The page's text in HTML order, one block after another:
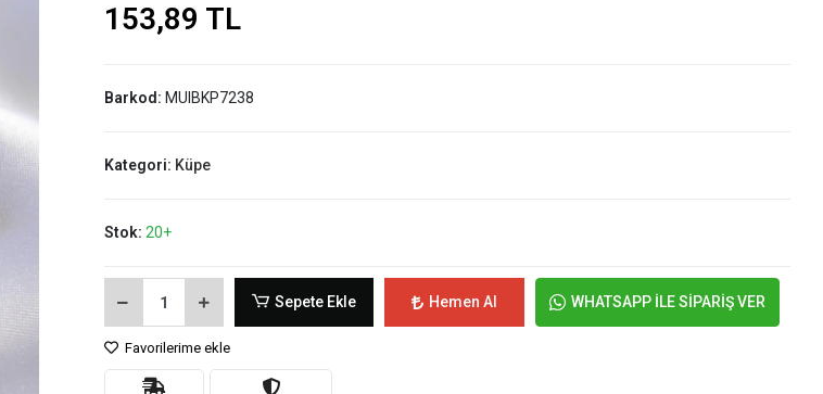
153,89 TL
Barkod: MUIBKP7238
Kategori: Küpe
Stok: 20+
Sepete Ekle Hemen Al WHATSAPP İLE SİPARİŞ VER
Favorilerime ekle